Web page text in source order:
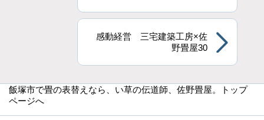
感動経営 三宅建築工房×佐
野畳屋30
飯塚市で畳の表替えなら
、い草の伝道師、佐野畳屋。トップ
ページへ